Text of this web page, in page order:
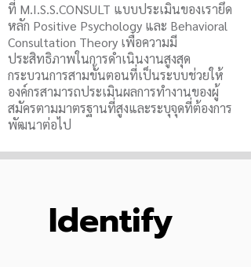
ที่ M.I.S.S.CONSULT แบบประเมินของเรายึด
หลัก Positive Psychology และ Behavioral
Consultation Theory เพื่อความมี
ประสิทธิภาพในการดำเนินงานสูงสุด
กระบวนการสามขั้นตอนที่เป็นระบบช่วยให้
องค์กรสามารถประเมินผลการทำงานของผู้
สมัครตามมาตรฐานที่สูงและระบุจุดที่ต้องการ
พัฒนาต่อไป
Identify